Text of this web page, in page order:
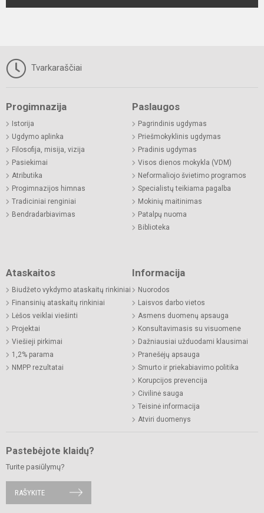
Tvarkaraščiai
Progimnazija
Istorija
Ugdymo aplinka
Filosofija, misija, vizija
Pasiekimai
Atributika
Progimnazijos himnas
Tradiciniai renginiai
Bendradarbiavimas
Paslaugos
Pagrindinis ugdymas
Priešmokyklinis ugdymas
Pradinis ugdymas
Visos dienos mokykla (VDM)
Neformaliojo švietimo programos
Specialistų teikiama pagalba
Mokinių maitinimas
Patalpų nuoma
Biblioteka
Ataskaitos
Biudžeto vykdymo ataskaitų rinkiniai
Finansinių ataskaitų rinkiniai
Lėšos veiklai viešinti
Projektai
Viešieji pirkimai
1,2% parama
NMPP rezultatai
Informacija
Nuorodos
Laisvos darbo vietos
Asmens duomenų apsauga
Konsultavimasis su visuomene
Dažniausiai užduodami klausimai
Pranešėjų apsauga
Smurto ir priekabiavimo politika
Korupcijos prevencija
Civilinė sauga
Teisinė informacija
Atviri duomenys
Pastebėjote klaidų?
Turite pasiūlymų?
RAŠYKITE